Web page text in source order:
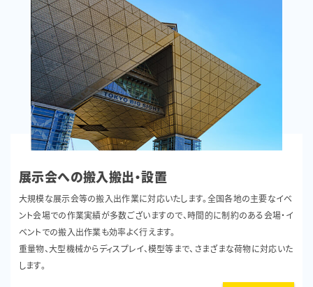
展示会への搬入搬出・設置
大規模な展示会等の搬入出作業に対応いたします。全国各地の主要なイベ
ント会場での作業実績が多数ございますので、時間的に制約のある会場・イ
ベントでの搬入出作業も効率よく行えます。
重量物、大型機械からディスプレイ、模型等まで、さまざまな荷物に対応いた
します。